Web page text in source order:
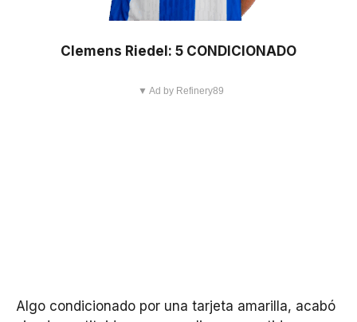
Clemens Riedel: 5 CONDICIONADO
▼ Ad by Refinery89
Algo condicionado por una tarjeta amarilla, acabó